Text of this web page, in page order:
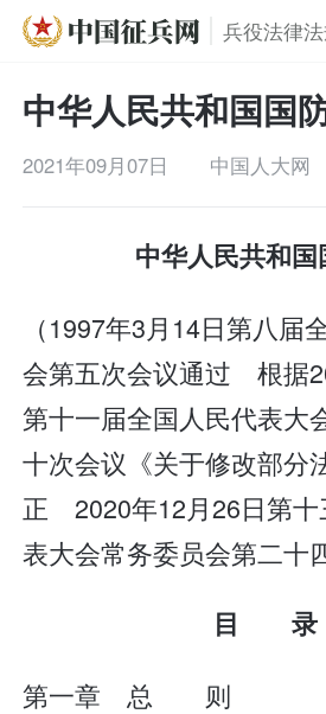
兵役法律
中华人民共和国国
2021年09月07日 中国人大网
中华人民共和
（1997年3月14日第八届
会第五次会议通过 根据
第十一届全国人民代表大
十次会议《关于修改部分
正 2020年12月26日第十
表大会常务委员会第二十
目 录
第一章 总 则